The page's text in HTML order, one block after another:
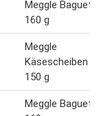
Meggle Baguette
160 g
Meggle
Käsescheiben
150 g
Meggle Baguette